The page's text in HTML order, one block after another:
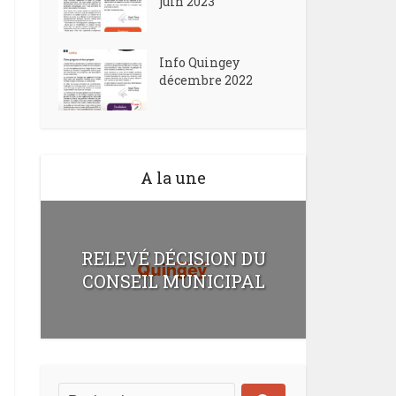
Info Quingey
décembre 2022
A la une
RELEVÉ DÉCISION DU
CONSEIL MUNICIPAL